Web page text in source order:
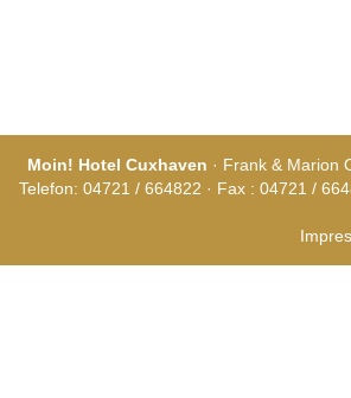
Moin! Hotel Cuxhaven · Frank & Marion
Telefon: 04721 / 664822 · Fax : 04721 /